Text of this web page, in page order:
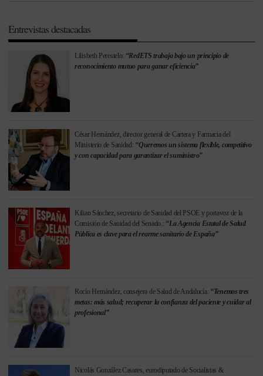
Entrevistas destacadas
Lilisbeth Perestelo: “RedETS trabaja bajo un principio de
reconocimiento mutuo para ganar eficiencia”
César Hernández, director general de Cartera y Farmacia del
Ministerio de Sanidad: “Queremos un sistema flexible, competitivo
y con capacidad para garantizar el suministro”
Kilian Sánchez, secretario de Sanidad del PSOE y portavoz de la
Comisión de Sanidad del Senado.: “La Agencia Estatal de Salud
Pública es clave para el rearme sanitario de España”
Rocío Hernández, consejera de Salud de Andalucía: “Tenemos tres
metas: más salud; recuperar la confianza del paciente y cuidar al
profesional”
Nicolás González Casares, eurodiputado de Socialistas &